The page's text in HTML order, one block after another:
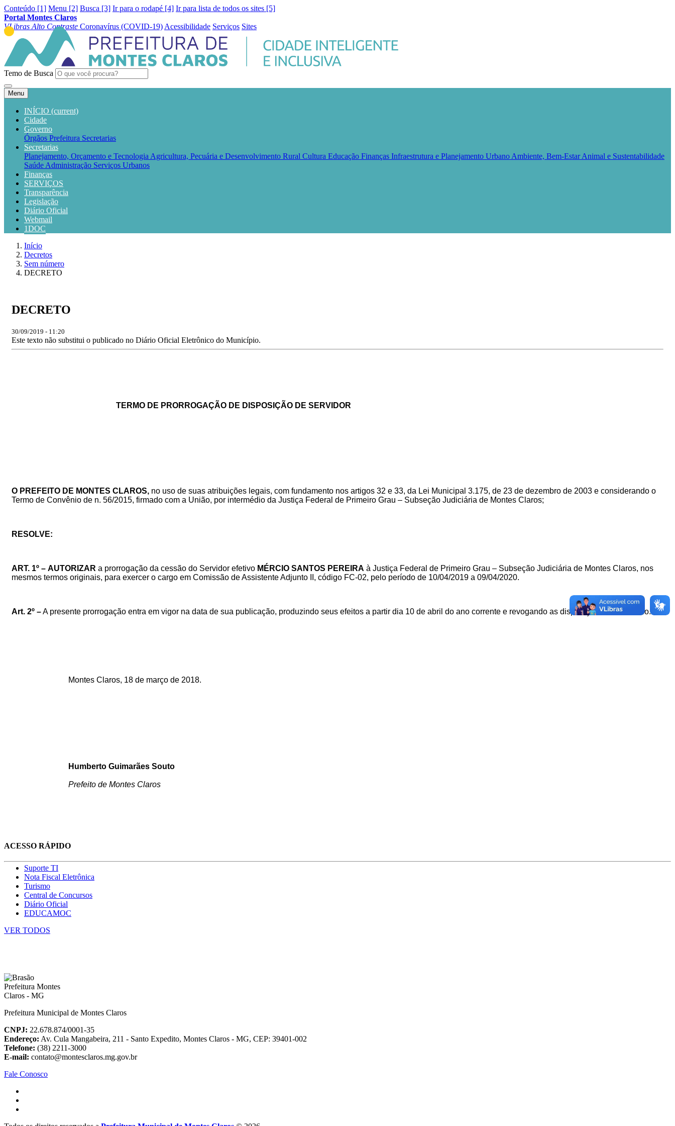
Conteúdo [1] Menu [2] Busca [3] Ir para o rodapé [4] Ir para lista de todos os sites [5]
Portal Montes Claros
VLibras Alto Contraste Coronavírus (COVID-19) Acessibilidade Serviços Sites
Temo de Busca
Menu
INÍCIO (current)
Cidade
Governo
Órgãos Prefeitura Secretarias
Secretarias
Planejamento, Orçamento e Tecnologia Agricultura, Pecuária e Desenvolvimento Rural Cultura Educação Finanças Infraestrutura e Planejamento Urbano Ambiente, Bem-Estar Animal e Sustentabilidade
Saúde Administração Serviços Urbanos
Finanças
SERVIÇOS
Transparência
Legislação
Diário Oficial
Webmail
1DOC
Início
Decretos
Sem número
DECRETO
DECRETO
30/09/2019 - 11:20
Este texto não substitui o publicado no Diário Oficial Eletrônico do Município.
TERMO DE PRORROGAÇÃO DE DISPOSIÇÃO DE SERVIDOR
O PREFEITO DE MONTES CLAROS, no uso de suas atribuições legais, com fundamento nos artigos 32 e 33, da Lei Municipal 3.175, de 23 de dezembro de 2003 e considerando o
Termo de Convênio de n. 56/2015, firmado com a União, por intermédio da Justiça Federal de Primeiro Grau – Subseção Judiciária de Montes Claros;
RESOLVE:
ART. 1º – AUTORIZAR a prorrogação da cessão do Servidor efetivo MÉRCIO SANTOS PEREIRA à Justiça Federal de Primeiro Grau – Subseção Judiciária de Montes Claros, nos
mesmos termos originais, para exercer o cargo em Comissão de Assistente Adjunto II, código FC-02, pelo período de 10/04/2019 a 09/04/2020.
Art. 2º –A presente prorrogação entra em vigor na data de sua publicação, produzindo seus efeitos a partir dia 10 de abril do ano corrente e revogando as disposições em contrário.
Montes Claros, 18 de março de 2018.
Humberto Guimarães Souto
Prefeito de Montes Claros
ACESSO RÁPIDO
Suporte TI
Nota Fiscal Eletrônica
Turismo
Central de Concursos
Diário Oficial
EDUCAMOC
VER TODOS
Prefeitura Municipal de Montes Claros
CNPJ: 22.678.874/0001-35
Endereço: Av. Cula Mangabeira, 211 - Santo Expedito, Montes Claros - MG, CEP: 39401-002
Telefone: (38) 2211-3000
E-mail: contato@montesclaros.mg.gov.br
Fale Conosco